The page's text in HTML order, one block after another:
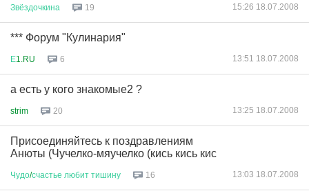
Звёздочкина 19 15:26 18.07.2008
*** Форум "Кулинария"
Е1.RU 6 13:51 18.07.2008
а есть у кого знакомые2 ?
strim 20 13:25 18.07.2008
Присоединяйтесь к поздравлениям
Анюты (Чучелко-мяучелко (кись кись кис
Чудо/счастье любит тишину 16 13:03 18.07.2008